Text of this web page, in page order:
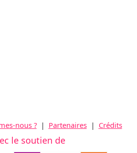
nous ?| Partenaires| Crédits
le soutien de